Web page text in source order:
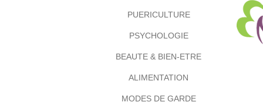
PUERICULTURE
PSYCHOLOGIE
BEAUTE & BIEN-ETRE
ALIMENTATION
MODES DE GARDE